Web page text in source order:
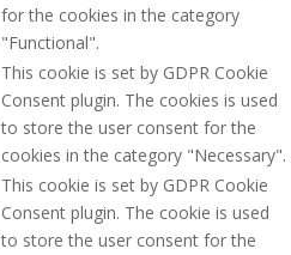
for the cookies in the category
"Functional".
This cookie is set by GDPR Cookie
Consent plugin. The cookies is used
to store the user consent for the
cookies in the category "Necessary".
This cookie is set by GDPR Cookie
Consent plugin. The cookie is used
to store the user consent for the